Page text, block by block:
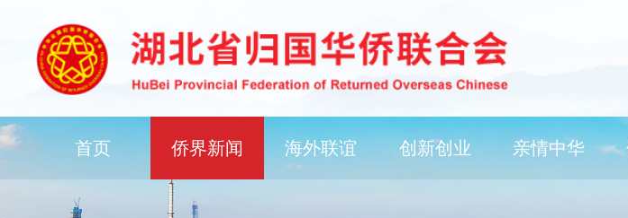
首页 侨界新闻 海外联谊 创新创业 亲情中华